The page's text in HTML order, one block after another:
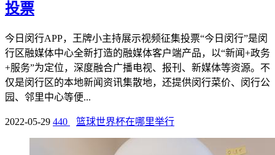
投票
今日闵行APP，王牌小主持展示视频征集投票“今日闵行”是闵
行区融媒体中心全新打造的融媒体客户端产品，以“新闻+政务
+服务”为定位，深度融合广播电视、报刊、新媒体等资源。不
仅是闵行区的本地新闻资讯集散地，还提供闵行菜价、闵行公
园、邻里中心等便...
2022-05-29 440 篮球世界杯在哪里举行